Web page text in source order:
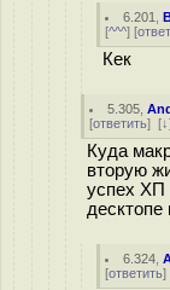
6.201 ,
[^^^] [
Кек
5.305 ,
[ответить] [↓
Куда
вторую
успех ХП
десктопе
6.324 ,
[ответить]